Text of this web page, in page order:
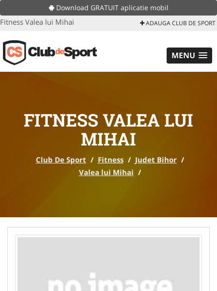
Download GRATUIT aplicatie mobil
Fitness Valea lui Mihai ADAUGA CLUB DE SPORT
MENU
FITNESS VALEA LUI
MIHAI
Club De Sport / Fitness / Judet Bihor /
Valea lui Mihai /